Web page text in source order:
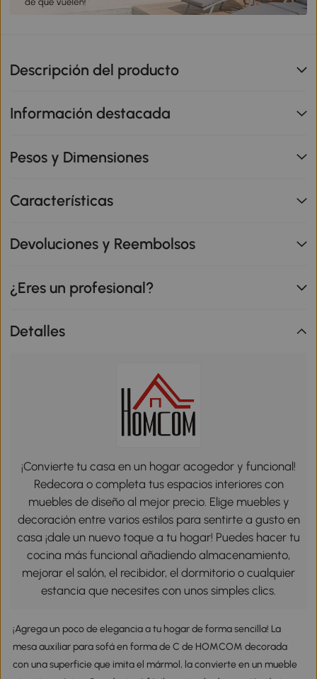
Descripción del producto
Información destacada
Pesos y Dimensiones
Características
Devoluciones y Reembolsos
¿Eres un profesional?
Detalles
¡Convierte tu casa en un hogar acogedor y funcional!
Redecora o completa tus espacios interiores con
muebles de diseño al mejor precio. Elige muebles y
decoración entre varios estilos para sentirte a gusto en
casa ¡dale un nuevo toque a tu hogar! Puedes hacer tu
cocina más funcional añadiendo almacenamiento,
mejorar el salón, el recibidor, el dormitorio o cualquier
estancia que necesites con unos simples clics.
¡Agrega un poco de elegancia a tu hogar de forma sencilla! La
mesa auxiliar para sofá en forma de C de HOMCOM decorada
con una superficie que imita el mármol, la convierte en un mueble